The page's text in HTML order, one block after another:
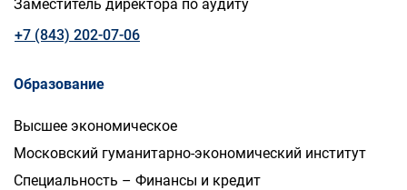
Заместитель директора по аудиту
+7 (843) 202-07-06
Образование
Высшее экономическое
Московский гуманитарно-экономический институт
Специальность – Финансы и кредит